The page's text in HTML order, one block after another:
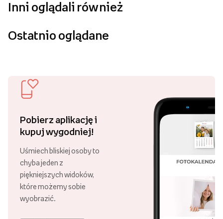
Inni oglądali również
Ostatnio oglądane
Pobierz aplikację i
kupuj wygodniej!
Uśmiech bliskiej osoby to
chyba jeden z
piękniejszych widoków,
które możemy sobie
wyobrazić.